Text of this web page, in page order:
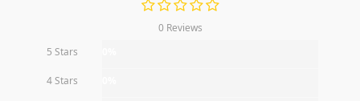
0 Reviews
5 Stars
4 Stars